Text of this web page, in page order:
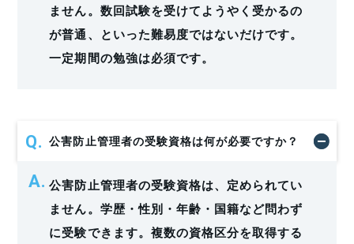
ません。数回試験を受けてようやく受かるの
が普通、といった難易度ではないだけです。
一定期間の勉強は必須です。
公害防止管理者の受験資格は何が必要ですか？
公害防止管理者の受験資格は、定められてい
ません。学歴・性別・年齢・国籍など問わず
に受験できます。複数の資格区分を取得する